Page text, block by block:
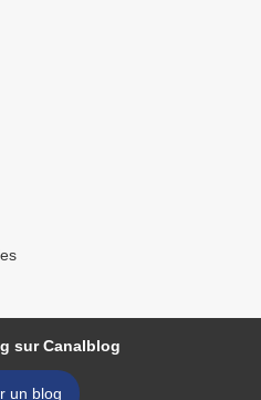
sur Canalblog
un blog